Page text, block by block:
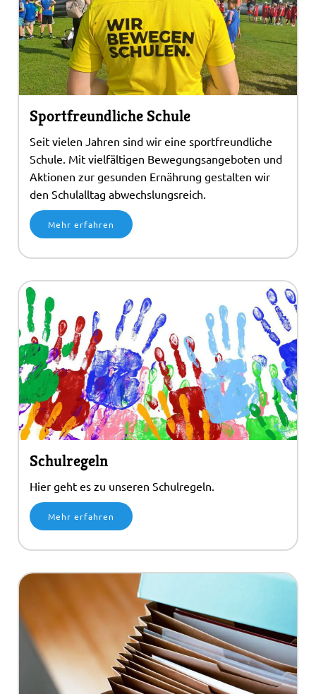
Sportfreundliche Schule
Seit vielen Jahren sind wir eine sportfreundliche
Schule. Mit vielfältigen Bewegungsangeboten und
Aktionen zur gesunden Ernährung gestalten wir
den Schulalltag abwechslungsreich.
Mehr erfahren
Schulregeln
Hier geht es zu unseren Schulregeln.
Mehr erfahren